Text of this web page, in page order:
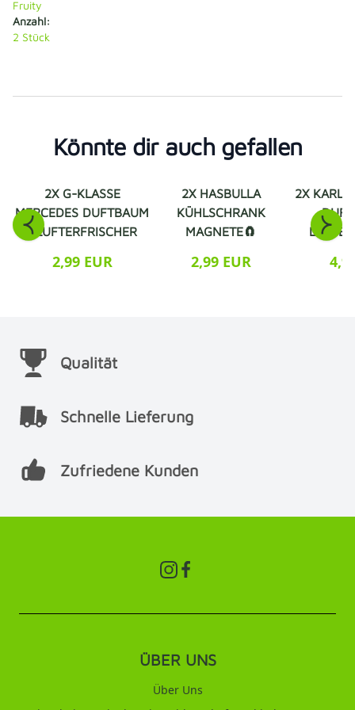
Fruity
Anzahl:
2 Stück
Könnte dir auch gefallen
2X G-KLASSE
MERCEDES DUFTBAUM
/ LUFTERFRISCHER
2,99 EUR
2X HASBULLA
KÜHLSCHRANK
MAGNETE🧲
2,99 EUR
2X KARL
Qualität
Schnelle Lieferung
Zufriedene Kunden
ÜBER UNS
Über Uns